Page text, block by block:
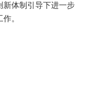
新体制引导下进一步
。